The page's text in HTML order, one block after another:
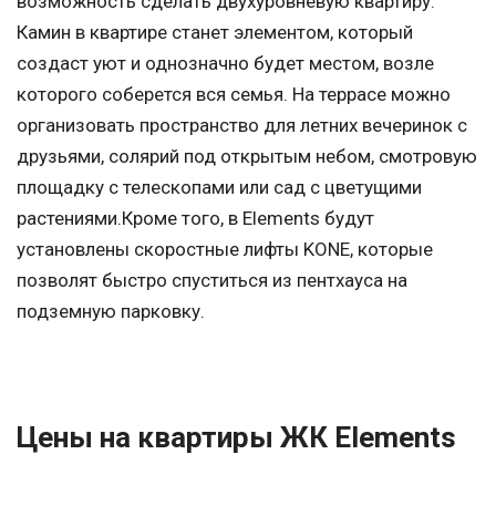
Камин в квартире станет элементом, который
создаст уют и однозначно будет местом, возле
которого соберется вся семья. На террасе можно
организовать пространство для летних вечеринок с
друзьями, солярий под открытым небом, смотровую
площадку с телескопами или сад с цветущими
растениями.Кроме того, в Elements будут
установлены скоростные лифты KONE, которые
позволят быстро спуститься из пентхауса на
подземную парковку.
Цены на квартиры ЖК Elements